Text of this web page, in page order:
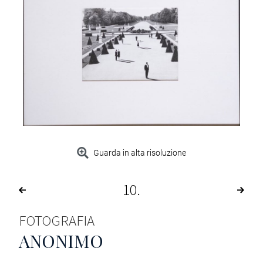
Guarda in alta risoluzione
10
FOTOGRAFIA
ANONIMO